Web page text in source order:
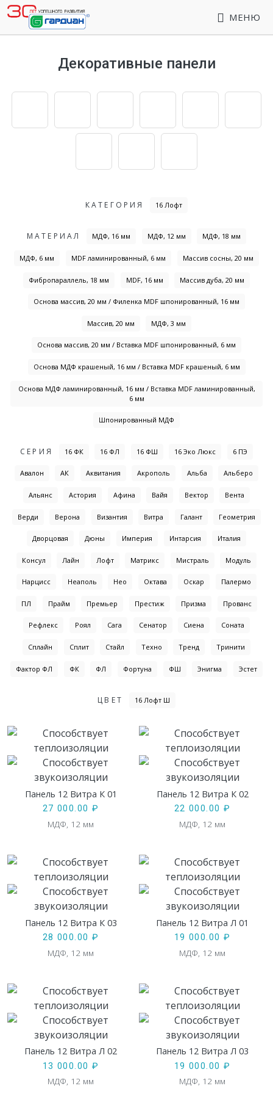
МЕНЮ
Декоративные панели
КАТЕГОРИЯ 16 Лофт
МАТЕРИАЛ МДФ, 16 мм МДФ, 12 мм МДФ, 18 мм
МДФ, 6 мм MDF ламинированный, 6 мм Массив сосны, 20 мм
Фибропараллель, 18 мм MDF, 16 мм Массив дуба, 20 мм
Основа массив, 20 мм / Филенка MDF шпонированный, 16 мм
Массив, 20 мм МДФ, 3 мм
Основа массив, 20 мм / Вставка MDF шпонированный, 6 мм
Основа МДФ крашеный, 16 мм / Вставка MDF крашеный, 6 мм
Основа МДФ ламинированный, 16 мм / Вставка MDF ламинированный,
6 мм
Шпонированный МДФ
СЕРИЯ 16 ФК 16 ФЛ 16 ФШ 16 Эко Люкс 6 ПЭ
Авалон АК Аквитания Акрополь Альба Альберо
Альянс Астория Афина Вайя Вектор Вента
Верди Верона Византия Витра Галант Геометрия
Дворцовая Дюны Империя Интарсия Италия
Консул Лайн Лофт Матрикс Мистраль Модуль
Нарцисс Неаполь Нео Октава Оскар Палермо
ПЛ Прайм Премьер Престиж Призма Прованс
Рефлекс Роял Сага Сенатор Сиена Соната
Сплайн Сплит Стайл Техно Тренд Тринити
Фактор ФЛ ФК ФЛ Фортуна ФШ Энигма Эстет
ЦВЕТ 16 Лофт Ш
Панель 12 Витра К 01
27 000.00 ₽
МДФ, 12 мм
Панель 12 Витра К 02
22 000.00 ₽
МДФ, 12 мм
Панель 12 Витра К 03
28 000.00 ₽
МДФ, 12 мм
Панель 12 Витра Л 01
19 000.00 ₽
МДФ, 12 мм
Панель 12 Витра Л 02
13 000.00 ₽
МДФ, 12 мм
Панель 12 Витра Л 03
19 000.00 ₽
МДФ, 12 мм